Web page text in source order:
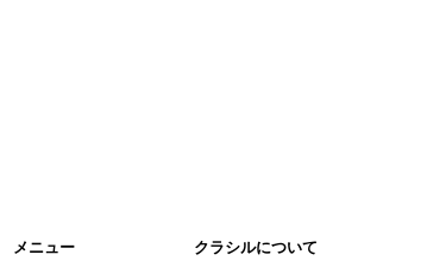
メニュー クラシルについて